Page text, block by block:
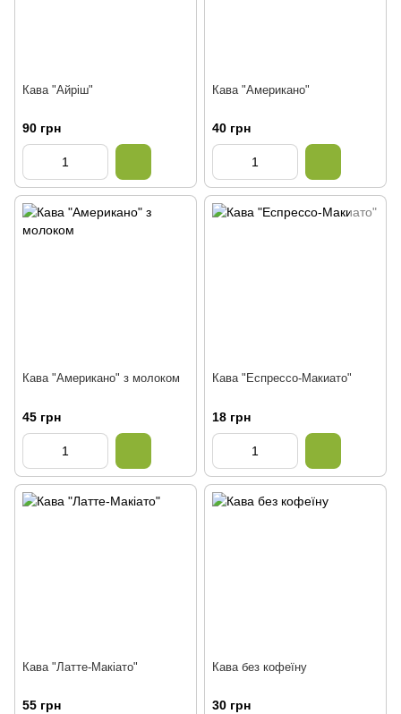
Кава "Айріш"
90 грн
Кава "Американо"
40 грн
Кава "Американо" з молоком
45 грн
Кава "Еспрессо-Макиато"
18 грн
Кава "Латте-Макіато"
55 грн
Кава без кофеїну
30 грн